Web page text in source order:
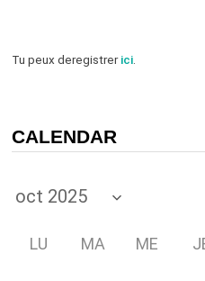
Tu peux deregistrerici.
CALENDAR
LU MA ME